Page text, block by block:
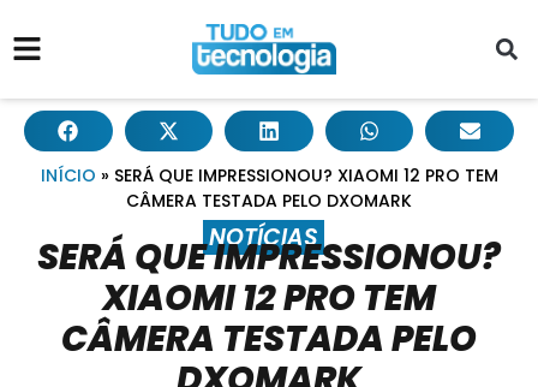
INÍCIO » SERÁ QUE IMPRESSIONOU? XIAOMI 12 PRO TEM
CÂMERA TESTADA PELO DXOMARK
NOTÍCIAS
SERÁ QUE IMPRESSIONOU?
XIAOMI 12 PRO TEM
CÂMERA TESTADA PELO